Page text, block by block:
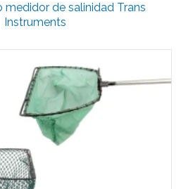
de salinidad Trans
Instruments